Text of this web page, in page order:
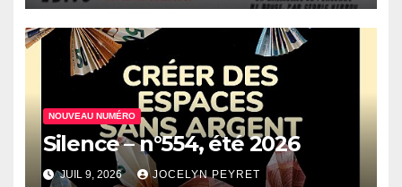
NOUVEAU NUMÉRO
Silence – n°554, été 2026
JUIL 9, 2026 JOCELYN PEYRET